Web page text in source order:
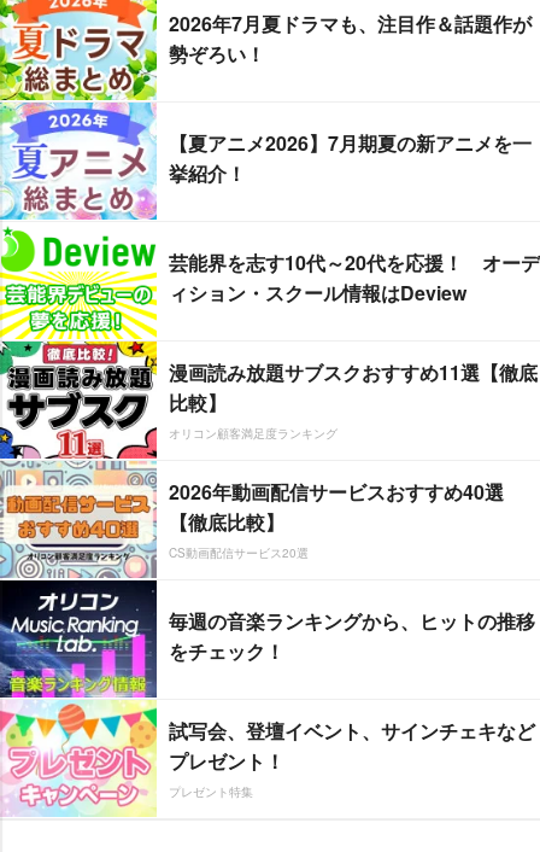
2026年7月夏ドラマも、注目作＆話題作が
勢ぞろい！
【夏アニメ2026】7月期夏の新アニメを一
挙紹介！
芸能界を志す10代～20代を応援！ オーデ
ィション・スクール情報はDeview
漫画読み放題サブスクおすすめ11選【徹底
比較】
オリコン顧客満足度ランキング
2026年動画配信サービスおすすめ40選
【徹底比較】
CS動画配信サービス20選
毎週の音楽ランキングから、ヒットの推移
をチェック！
試写会、登壇イベント、サインチェキなど
プレゼント！
プレゼント特集